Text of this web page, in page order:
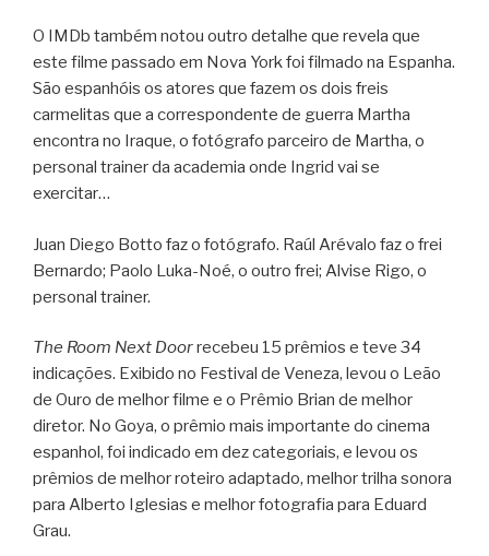
O IMDb também notou outro detalhe que revela que
este filme passado em Nova York foi filmado na Espanha.
São espanhóis os atores que fazem os dois freis
carmelitas que a correspondente de guerra Martha
encontra no Iraque, o fotógrafo parceiro de Martha, o
personal trainer da academia onde Ingrid vai se
exercitar…
Juan Diego Botto faz o fotógrafo. Raúl Arévalo faz o frei
Bernardo; Paolo Luka-Noé, o outro frei; Alvise Rigo, o
personal trainer.
The Room Next Doorrecebeu 15 prêmios e teve 34
indicações. Exibido no Festival de Veneza, levou o Leão
de Ouro de melhor filme e o Prêmio Brian de melhor
diretor. No Goya, o prêmio mais importante do cinema
espanhol, foi indicado em dez categoriais, e levou os
prêmios de melhor roteiro adaptado, melhor trilha sonora
para Alberto Iglesias e melhor fotografia para Eduard
Grau.